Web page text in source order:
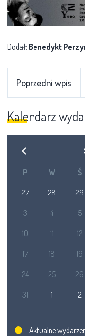
Dodał: Benedykt
Poprzedni wpis
Kalendarz
P W Ś
27 28 29
3 4 5
10 11 12
17 18 19
24 25 26
31 1 2
Aktualne